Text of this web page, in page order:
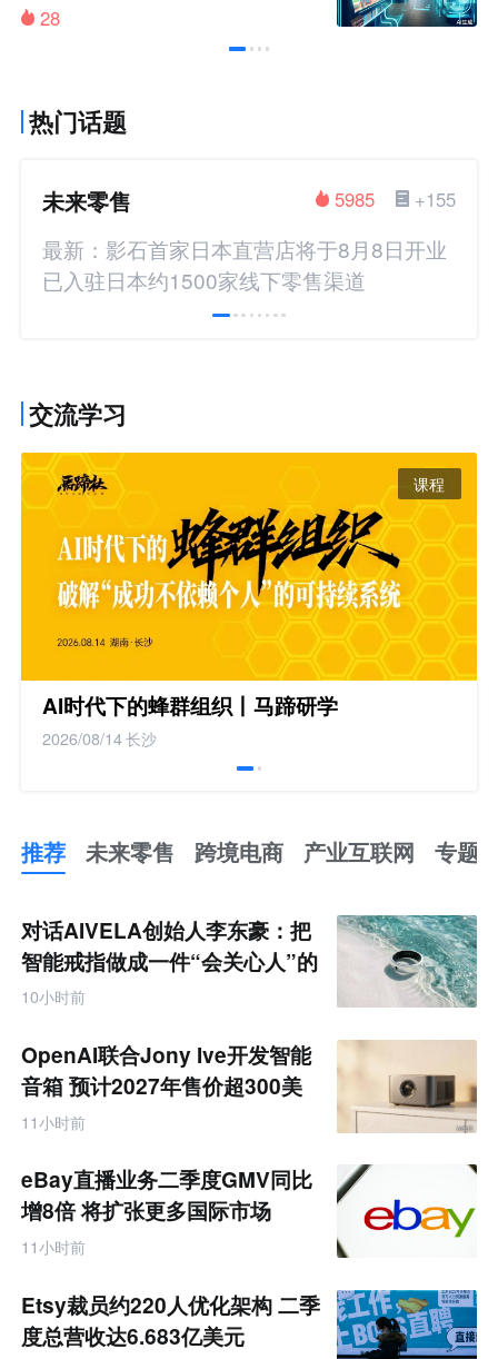
28
热门话题
未来零售 +155
5985
最新：影石首家日本直营店将于8月8日开业
已入驻日本约1500家线下零售渠道
交流学习
课程
AI时代下的蜂群组织丨马蹄研学
2026/08/14长沙
推荐 未来零售 跨境电商 产业互联网 专题
来
零
售
跨
境
产
业
互
联
网
对话AIVELA创始人李东豪：把
智能戒指做成一件“会关心人”的
饰品
10小时前
OpenAI联合Jony Ive开发智能
音箱 预计2027年售价超300美
元
11小时前
eBay直播业务二季度GMV同比
增8倍 将扩张更多国际市场
11小时前
Etsy裁员约220人优化架构 二季
度总营收达6.683亿美元